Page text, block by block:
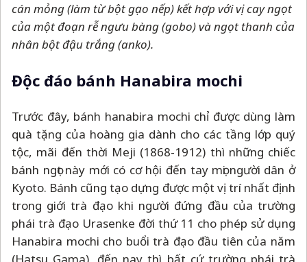
cán mỏng (làm từ bột gạo nếp) kết hợp với vị cay ngọt
của một đoạn rễ ngưu bàng (gobo) và ngọt thanh của
nhân bột đậu trắng (anko).
Độc đáo bánh Hanabira mochi
Trước đây, bánh hanabira mochi chỉ được dùng làm
quà tặng của hoàng gia dành cho các tầng lớp quý
tộc, mãi đến thời Meji (1868-1912) thì những chiếc
bánh ngọt này mới có cơ hội đến tay mọi người dân ở
Kyoto. Bánh cũng tạo dựng được một vị trí nhất định
trong giới trà đạo khi người đứng đầu của trường
phái trà đạo Urasenke đời thứ 11 cho phép sử dụng
Hanabira mochi cho buổi trà đạo đầu tiên của năm